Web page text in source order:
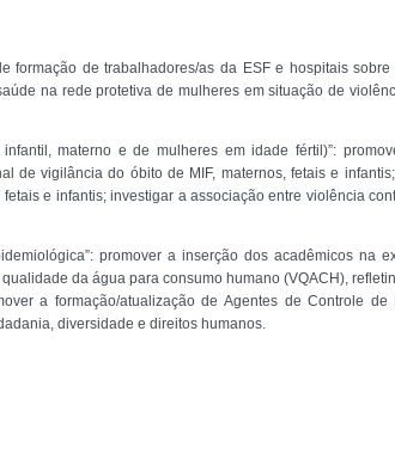
formação de trabalhadores/as da ESF e hospitais
na rede protetiva de mulheres em situação de
materno e de mulheres em idade fértil)”:
de vigilância do óbito de MIF, maternos, fetais e
e infantis; investigar a associação entre violência
promover a inserção dos acadêmicos na
da água para consumo humano (VQACH),
a formação/atualização de Agentes de Controle de
diversidade e direitos humanos.